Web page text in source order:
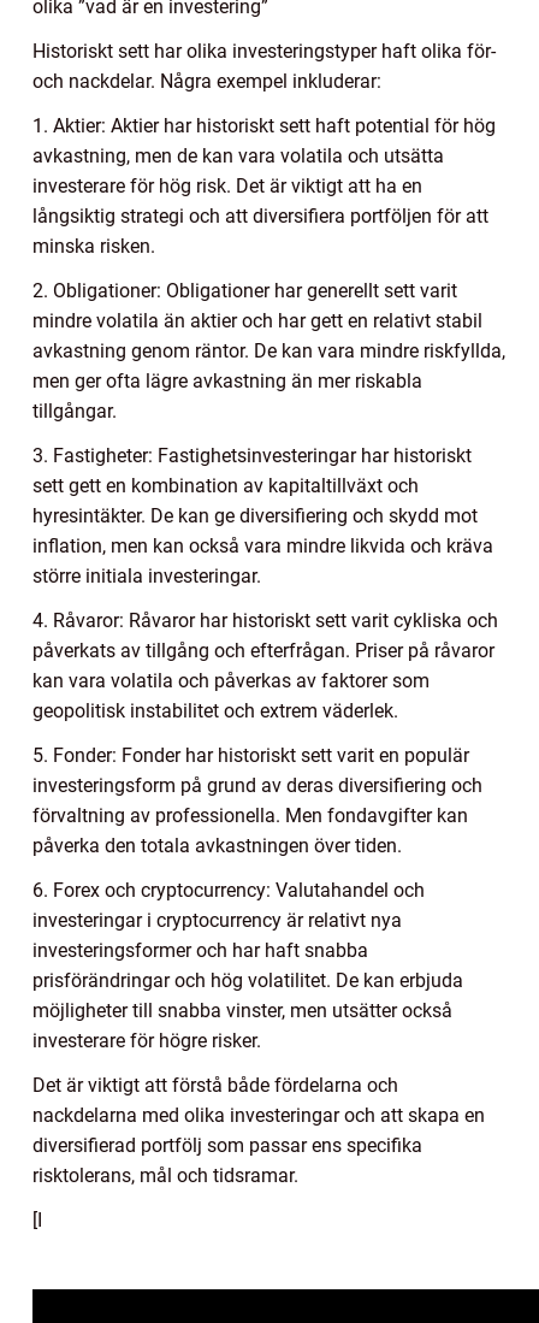
olika ”vad är en investering”
Historiskt sett har olika investeringstyper haft olika för-
och nackdelar. Några exempel inkluderar:
1. Aktier: Aktier har historiskt sett haft potential för hög
avkastning, men de kan vara volatila och utsätta
investerare för hög risk. Det är viktigt att ha en
långsiktig strategi och att diversifiera portföljen för att
minska risken.
2. Obligationer: Obligationer har generellt sett varit
mindre volatila än aktier och har gett en relativt stabil
avkastning genom räntor. De kan vara mindre riskfyllda,
men ger ofta lägre avkastning än mer riskabla
tillgångar.
3. Fastigheter: Fastighetsinvesteringar har historiskt
sett gett en kombination av kapitaltillväxt och
hyresintäkter. De kan ge diversifiering och skydd mot
inflation, men kan också vara mindre likvida och kräva
större initiala investeringar.
4. Råvaror: Råvaror har historiskt sett varit cykliska och
påverkats av tillgång och efterfrågan. Priser på råvaror
kan vara volatila och påverkas av faktorer som
geopolitisk instabilitet och extrem väderlek.
5. Fonder: Fonder har historiskt sett varit en populär
investeringsform på grund av deras diversifiering och
förvaltning av professionella. Men fondavgifter kan
påverka den totala avkastningen över tiden.
6. Forex och cryptocurrency: Valutahandel och
investeringar i cryptocurrency är relativt nya
investeringsformer och har haft snabba
prisförändringar och hög volatilitet. De kan erbjuda
möjligheter till snabba vinster, men utsätter också
investerare för högre risker.
Det är viktigt att förstå både fördelarna och
nackdelarna med olika investeringar och att skapa en
diversifierad portfölj som passar ens specifika
risktolerans, mål och tidsramar.
[I